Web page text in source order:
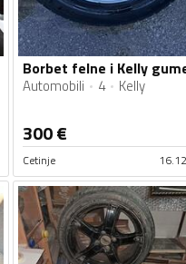
Borbet felne i Kelly
Automobili 4 Kelly
300€
Cetinje